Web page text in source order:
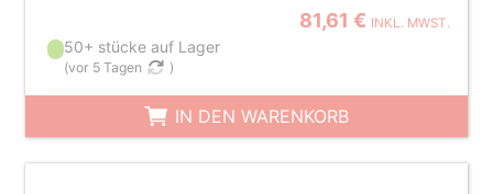
81,61 € INKL. MWST.
50+ stücke auf Lager
(vor 5 Tagen )
IN DEN WARENKORB